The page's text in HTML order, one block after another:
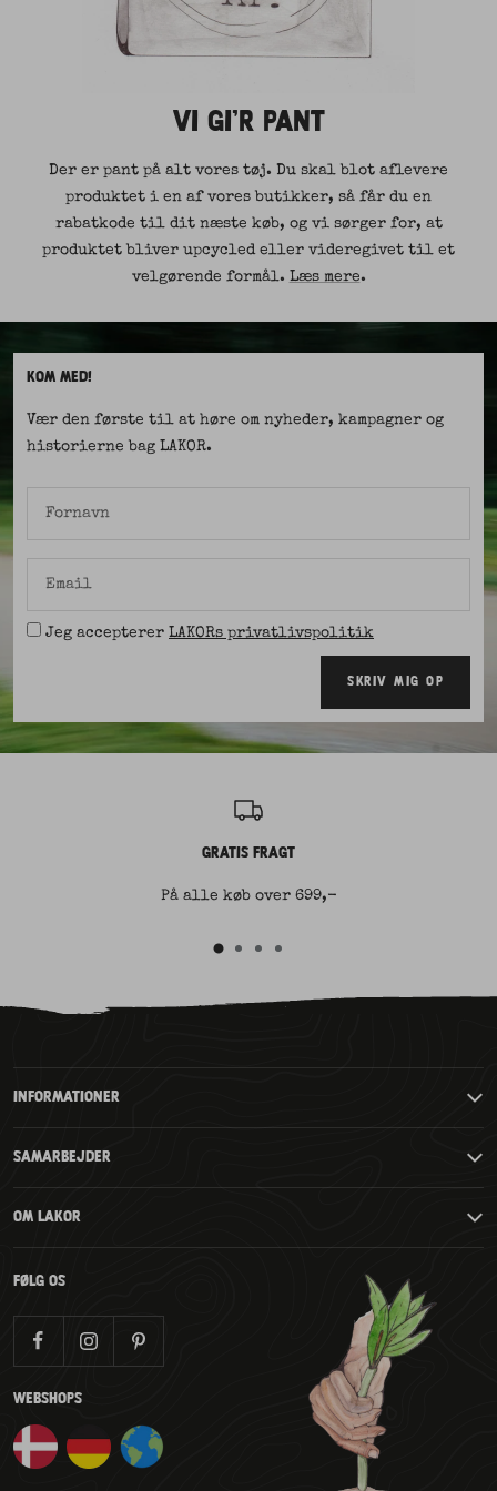
VI GI'R PANT
Der er pant på alt vores tøj. Du skal blot aflevere
produktet i en af vores butikker, så får du en
rabatkode til dit næste køb, og vi sørger for, at
produktet bliver upcycled eller videregivet til et
velgørende formål. Læs mere.
KOM MED!
Vær den første til at høre om nyheder, kampagner og
historierne bag LAKOR.
Fornavn
Email
Jeg accepterer LAKORs privatlivspolitik
SKRIV MIG OP
GRATIS FRAGT
På alle køb over 699,-
til
INFORMATIONER
SAMARBEJDER
OM LAKOR
FØLG OS
WEBSHOPS